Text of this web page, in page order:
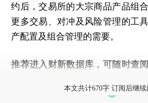
约后，交易所的大宗商品产品组
更多交易、对冲及风险管理的工
产配置及组合管理的需要。
推荐进入 财新数据库 ，可随时查
本文共计670字 订阅后继续